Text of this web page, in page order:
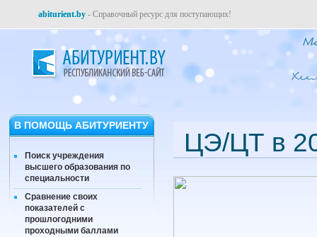
abiturient.by - Справочный ресурс для поступающих!
В ПОМОЩЬ АБИТУРИЕНТУ
Поиск учреждения
высшего образования по
специальности
Сравнение своих
показателей с
прошлогодними
проходными баллами
ЦЭ/ЦТ в